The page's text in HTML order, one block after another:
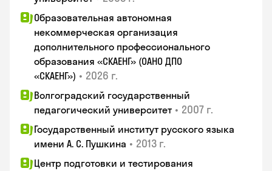
Образовательная автономная
некоммерческая организация
дополнительного профессионального
образования «СКАЕНГ» (ОАНО ДПО
«СКАЕНГ») • 2026 г.
Волгоградский государственный
педагогический университет • 2007 г.
Государственный институт русского языка
имени А. С. Пушкина • 2013 г.
Центр подготовки и тестирования